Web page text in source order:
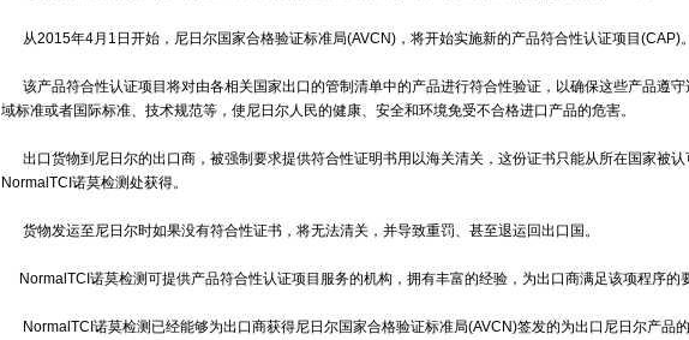
从2015年4月1日开始，尼日尔国家合格验证标准局(AVCN)，将开始实施新的产品符合性认证项目(CAP)。
该产品符合性认证项目将对由各相关国家出口的管制清单中的产品进行符合性验证，以确保这些产品遵守
域标准或者国际标准、技术规范等，使尼日尔人民的健康、安全和环境免受不合格进口产品的危害。
出口货物到尼日尔的出口商，被强制要求提供符合性证明书用以海关清关，这份证书只能从所在国家被认
NormalTCI诺莫检测处获得。
货物发运至尼日尔时如果没有符合性证书，将无法清关，并导致重罚、甚至退运回出口国。
NormalTCI诺莫检测可提供产品符合性认证项目服务的机构，拥有丰富的经验，为出口商满足该项程序的
NormalTCI诺莫检测已经能够为出口商获得尼日尔国家合格验证标准局(AVCN)签发的为出口尼日尔产品